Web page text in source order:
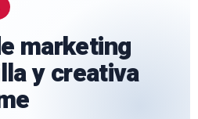
marketing
y creativa